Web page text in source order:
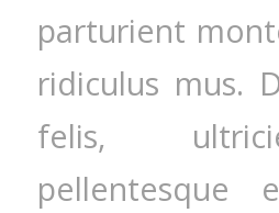
parturient
ridiculus mus.
felis,
pellentesque